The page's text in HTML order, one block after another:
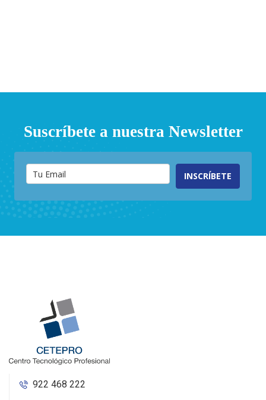
Suscríbete a nuestra Newsletter
INSCRÍBETE
922 468 222